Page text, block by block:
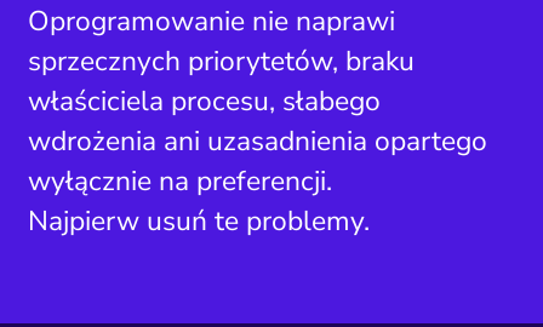
Oprogramowanie nie naprawi
sprzecznych priorytetów, braku
właściciela procesu, słabego
wdrożenia ani uzasadnienia opartego
wyłącznie na preferencji.
Najpierw usuń te problemy.